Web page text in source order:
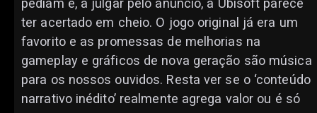
pediam e, a julgar pelo anúncio, a Ubisoft parece
ter acertado em cheio. O jogo original já era um
favorito e as promessas de melhorias na
gameplay e gráficos de nova geração são música
para os nossos ouvidos. Resta ver se o ‘conteúdo
narrativo inédito’ realmente agrega valor ou é só